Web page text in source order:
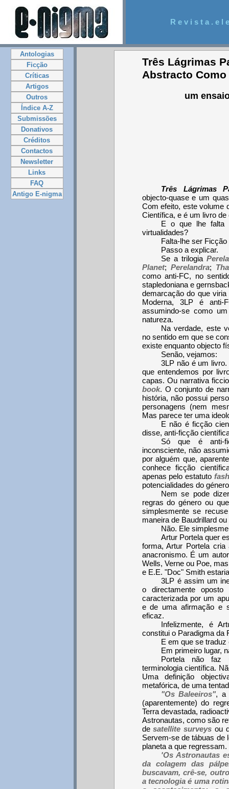
R e v i s t a . e l
Antologias
Ficção
Críticas
Artigos
Outros
Índice A-Z
Submissões
Donativos
Créditos
Contactos
Newsletter
Links
FAQ
Antigo E-nigma
Três Lágrimas
Abstracto
um
Três Lágrimas
objecto-quase e um
Com efeito, este volume
Científica, e é um livro
E o que lhe falta
virtualidades?
Falta-lhe ser
Passo a explicar.
Se a trilogia
Planet; Perelandra;
como anti-FC, no
stapledoniana e
demarcação do que
Moderna, 3LP é anti-
assumindo-se como
natureza.
Na verdade, este
no sentido em que se
existe enquanto objecto
Senão, vejamos:
3LP não é um
que entendemos por
capas. Ou narrativa
book. O conjunto de
história, não possui
personagens (nem
Mas parece ter uma
E não é ficção
disse, anti-ficção
Só que é anti-
inconsciente, não
por alguém que,
conhece ficção
apenas pelo estatuto
potencialidades do
Nem se pode
regras do género ou
simplesmente se
maneira de Baudrillard ou
Não. Ele
Artur Portela quer
forma, Artur Portela
anacronismo. É um
Wells, Verne ou Poe,
e E.E. "Doc" Smith
3LP é assim um
o directamente
caracterizada por um
e de uma afirmação e
eficaz.
Infelizmente, é
constitui o Paradigma da
E em que se
Em primeiro lugar,
Portela não faz
terminologia científica.
Uma definição
metafórica, de uma
"Os Baleeiros", a
(aparentemente) do
Terra devastada,
Astronautas, como são
desatellite surveys ou
Servem-se de tábuas de
planeta a que regressam.
'Os Astronautas
da colagem das
buscavam, crê-se,
a tecnologia é uma